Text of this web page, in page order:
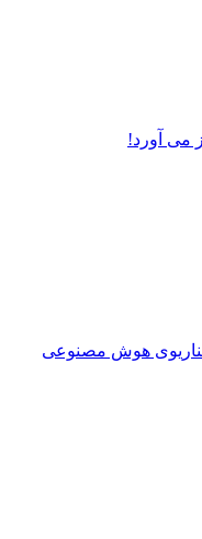
می‌ آورد!
هوش مصنوعی